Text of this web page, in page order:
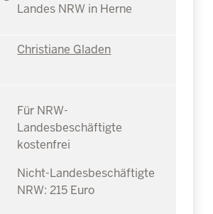
Landes NRW in Herne
Christiane Gladen
Für NRW-
Landesbeschäftigte
kostenfrei
Nicht-Landesbeschäftigte
NRW: 215 Euro